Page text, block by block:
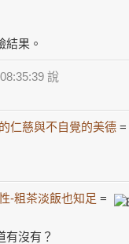
結果。
說
仁慈與不自覺的美德
-粗茶淡飯也知足 =
有沒有？